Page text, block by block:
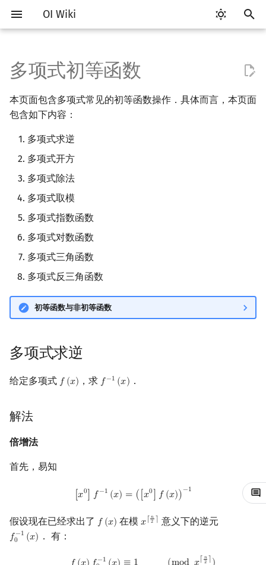
OI Wiki
入
以
开
Getting Started
关于本项目
如何参与
格式手册
数学符号表
F.A.Q.
镜像站列表
致谢
比赛相关简介
赛事
题型
学习资源
出题
工具软件简介
代码编辑工具
Code::Blocks
评测工具
命令行编译与调试
WSL (Windows 10)
Special Judge
Testlib
Polygon
语言基础简介
C++ 基础
C++ 标准库
C++ 与其他常用语言的区别
Pascal 转 C++ 急救
Python 速成
Java 速成
Java 进阶
算法基础简介
复杂度
枚举
递归 & 分治
排序
排序应用
前缀和 & 差分
二分
倍增
搜索部分简介
DFS（搜索）
BFS（搜索）
启发式搜索
迭代加深搜索
回溯法
Dancing Links
动态规划部分简介
动态规划基础
记忆化搜索
区间 DP
DAG 上的 DP
树形 DP
状压 DP
数位 DP
插头 DP
DP 套 DP
其它 DP 方法
字符串部分简介
字符串基础
标准库
字符串哈希
字典树 (Trie)
前缀函数与 KMP 算法
Boyer–Moore 算法
Z 函数（扩展 KMP）
AC 自动机
广义后缀自动机
Manacher
数字系统简介
进位制
平衡三进制
数论基础
模算术简介
素数
欧拉函数
分解质因数
裴蜀定理 & 一次不定方程
费马小定理 & 欧拉定理
模逆元
阶乘取模
同余方程
多项式求逆
解法
倍增法
Graeffe 法
例题
多项式开方
解法
倍增法
解法
多项式对数函数 & 指数函数
解法
排列组合
抽屉原理
容斥原理
错位排列
卡特兰数
斯特林数
贝尔数
伯努利数
Entringer Number
Pólya 计数
线性代数简介
向量
内积和外积
初等变换
线性空间
线性基
线性映射
特征多项式
线性规划基础
单纯形法
基本概念
群论
环论
Schreier–Sims 算法
基本概念
条件概率与独立性
随机变量
概率不等式
博弈论简介
公平组合游戏
零和游戏
插值
数值积分
高斯消元
数据结构部分简介
栈
队列
哈希表
堆
块状数据结构
单调栈
单调队列
划分树
二叉搜索树 & 平衡树
跳表
图论部分简介
图论相关概念
图的存储
BFS（图论）
树上问题
有向无环图
拓扑排序
最短路问题
生成树问题
环计数问题
2-SAT
计算几何部分简介
二维计算几何基础
三维计算几何基础
Pick 定理
三角剖分
凸包
扫描线
旋转卡壳
半平面交
计算几何杂项
杂项简介
离散化
双指针
分数规划
悬线法
有限状态自动机
计算理论基础
字节顺序
主元素问题
Garsia–Wachs 算法
15-puzzle
RMQ
并查集应用
括号序列
多项式初等函数
本页面包含多项式常见的初等函数操作．具体而言，本页面
包含如下内容：
多项式求逆
多项式开方
多项式除法
多项式取模
多项式指数函数
多项式对数函数
多项式三角函数
多项式反三角函数
初等函数与非初等函数
多项式求逆
给定多项式 𝑓 (𝑥)
f( x) ，求 𝑓−1 (𝑥)
f−1( x) ．
解法
倍增法
首先，易知
[𝑥0] 𝑓 −1 (𝑥) = ([𝑥0] 𝑓 (𝑥))−1
x0]f −1(x )= [x0]f( x) )−1
假设现在已经求出了 𝑓 (𝑥)
f( x) 在模𝑥⌈ 𝑛
2 ⌉
x⌈ n 2 ⌉意义下的逆元
𝑓−1
0 (𝑥)
f0 −1 (x) ． 有：
−1 ⌈ 𝑛
2 ⌉
modx⌈ n2⌉) f(x) −1 (x modx⌈n ⌉)f − 1(x